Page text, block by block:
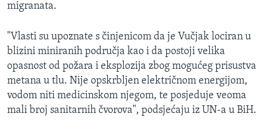
migranata.
"Vlasti su upoznate s činjenicom da je Vučjak lociran u
blizini miniranih područja kao i da postoji velika
opasnost od požara i eksplozija zbog mogućeg prisustva
metana u tlu. Nije opskrbljen električnom energijom,
vodom niti medicinskom njegom, te posjeduje veoma
mali broj sanitarnih čvorova", podsjećaju iz UN-a u BiH.